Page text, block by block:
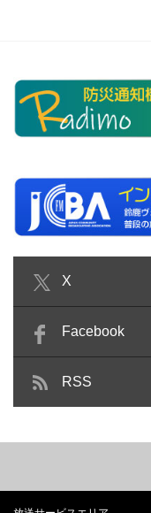
X
Facebook
RSS